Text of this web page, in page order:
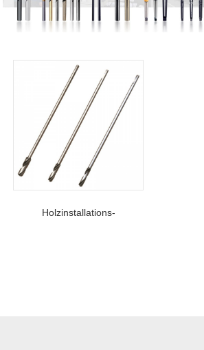
Holzinstallations-